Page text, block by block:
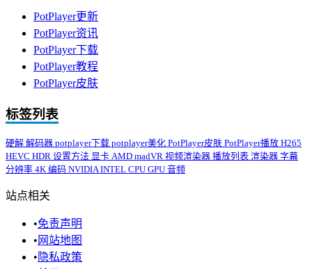
PotPlayer更新
PotPlayer资讯
PotPlayer下载
PotPlayer教程
PotPlayer皮肤
标签列表
硬解 解码器 potplayer下载 potplayer美化 PotPlayer皮肤 PotPlayer播放 H265
HEVC HDR 设置方法 显卡 AMD madVR 视频渲染器 播放列表 渲染器 字幕
分辨率 4K 编码 NVIDIA INTEL CPU GPU 音频
站点相关
•免责声明
• 网站地图
• 隐私政策